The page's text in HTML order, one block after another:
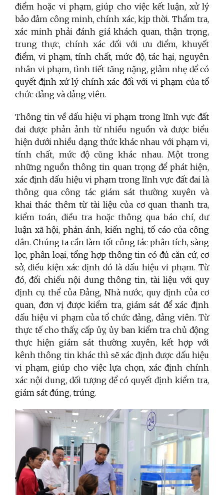
điểm hoặc vi phạm, giúp cho việc kết luận, xử lý
bảo đảm công minh, chính xác, kịp thời. Thẩm tra,
xác minh phải đánh giá khách quan, thận trọng,
trung thực, chính xác đối với ưu điểm, khuyết
điểm, vi phạm, tính chất, mức độ, tác hại, nguyên
nhân vi phạm, tình tiết tăng nặng, giảm nhẹ để có
quyết định xử lý chính xác đối với vi phạm của tổ
chức đảng và đảng viên.
Thông tin về dấu hiệu vi phạm trong lĩnh vực đất
đai được phản ảnh từ nhiều nguồn và được biểu
hiện dưới nhiều dạng thức khác nhau với phạm vi,
tính chất, mức độ cũng khác nhau. Một trong
những nguồn thông tin quan trọng để phát hiện,
xác định dấu hiệu vi phạm trong lĩnh vực đất đai là
thông qua công tác giám sát thường xuyên và
khai thác thêm từ tài liệu của cơ quan thanh tra,
kiểm toán, điều tra hoặc thông qua báo chí, dư
luận xã hội, phản ánh, kiến nghị, tố cáo của công
dân. Chúng ta cần làm tốt công tác phân tích, sàng
lọc, phân loại, tổng hợp thông tin có đủ căn cứ, cơ
sở, điều kiện xác định đó là dấu hiệu vi phạm. Từ
đó, đối chiếu nội dung thông tin, tài liệu với quy
định cụ thể của Đảng, Nhà nước, quy định của cơ
quan, đơn vị được kiểm tra, giám sát để xác định
dấu hiệu vi phạm của tổ chức đảng, đảng viên. Từ
thực tế cho thấy, cấp ủy, ủy ban kiểm tra chủ động
thực hiện giám sát thường xuyên, kết hợp với
kênh thông tin khác thì sẽ xác định được dấu hiệu
vi phạm, giúp cho việc lựa chọn, xác định chính
xác nội dung, đối tượng để có quyết định kiểm tra,
giám sát đúng, trúng.